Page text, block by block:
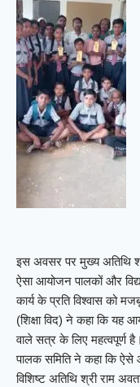
इस अवसर पर मुख्य अतिथि
ऐसा आयोजन पालकों और
कार्य के प्रति विश्वास को
(शिक्षा विद) ने कहा कि
वाले सत्र के लिए महत्वपूर्ण
पालक समिति ने कहा कि ऐसे
विशिष्ट अतिथि श्री राम